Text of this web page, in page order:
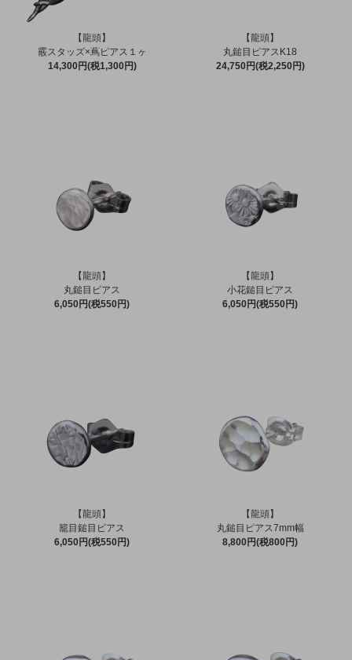
【龍頭】
霰スタッズ×蔦ピアス１ヶ
14,300円(税1,300円)
【龍頭】
丸鎚目ピアスK18
24,750円(税2,250円)
【龍頭】
丸鎚目ピアス
6,050円(税550円)
【龍頭】
小花鎚目ピアス
6,050円(税550円)
【龍頭】
籠目鎚目ピアス
6,050円(税550円)
【龍頭】
丸鎚目ピアス7mm幅
8,800円(税800円)